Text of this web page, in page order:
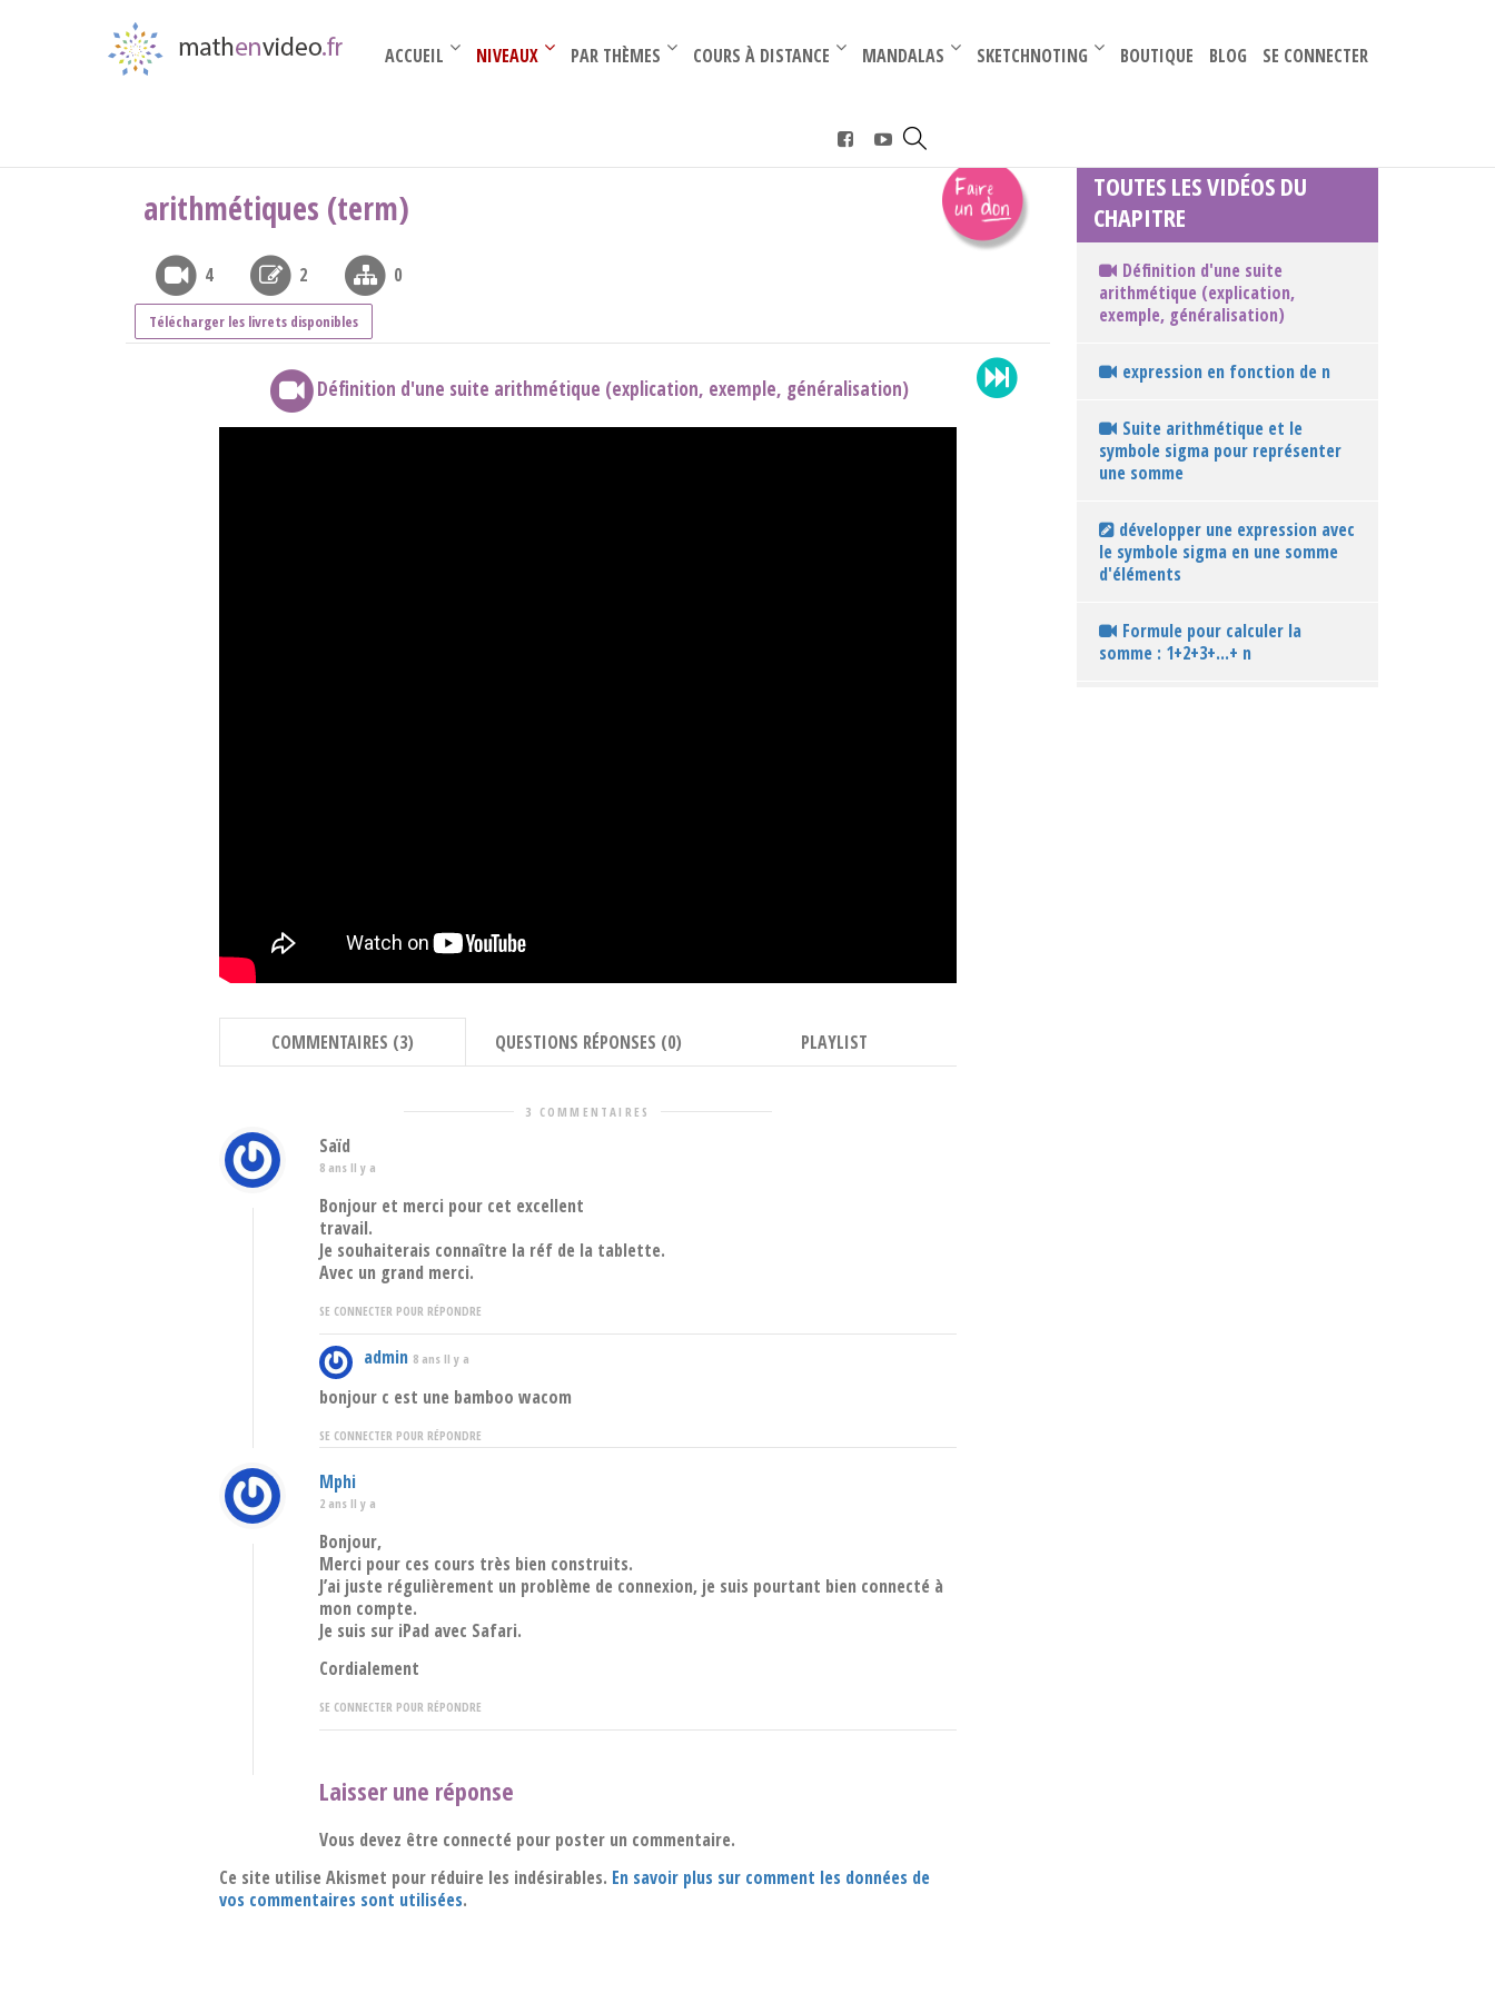
ACCUEIL NIVEAUX PAR THÈMES COURS À DISTANCE – MANDALAS – SKETCHNOTING – BOUTIQUE BLOG SE CONNECTER
arithmétiques (term)
4 2 0
Télécharger les livrets disponibles
Définition d'une suite arithmétique (explication, exemple, généralisation)
COMMENTAIRES (3) QUESTIONS RÉPONSES (0) PLAYLIST
3 COMMENTAIRES
Saïd
8 ans Il y a
Bonjour et merci pour cet excellent
travail.
Je souhaiterais connaître la réf de la tablette.
Avec un grand merci.
SE CONNECTER POUR RÉPONDRE
admin 8 ans Il y a
bonjour c est une bamboo wacom
SE CONNECTER POUR RÉPONDRE
Mphi
2 ans Il y a
Bonjour,
Merci pour ces cours très bien construits.
J’ai juste régulièrement un problème de connexion, je suis pourtant bien connecté à
mon compte.
Je suis sur iPad avec Safari.
Cordialement
SE CONNECTER POUR RÉPONDRE
Laisser une réponse
Vous devez être connecté pour poster un commentaire.
Ce site utilise Akismet pour réduire les indésirables. En savoir plus sur comment les données de
vos commentaires sont utilisées.
TOUTES LES VIDÉOS DU
CHAPITRE
Définition d'une suite
arithmétique (explication,
exemple, généralisation)
expression en fonction de n
Suite arithmétique et le
symbole sigma pour représenter
une somme
développer une expression avec
le symbole sigma en une somme
d'éléments
Formule pour calculer la
somme : 1+2+3+...+ n